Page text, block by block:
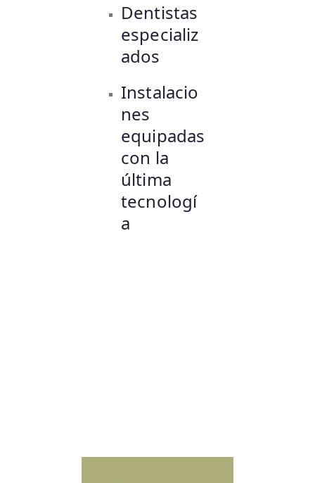
Dentistas
especializ
ados
Instalacio
nes
equipadas
con la
última
tecnologí
a